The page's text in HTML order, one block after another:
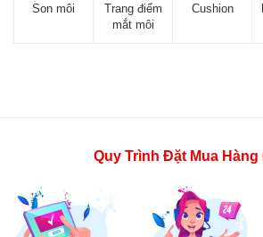
Son môi
Trang điểm
mắt môi
Cushion
Quy Trình Đặt Mua Hàng